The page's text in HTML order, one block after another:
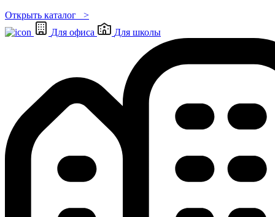
Открыть каталог >
Для офиса
Для школы